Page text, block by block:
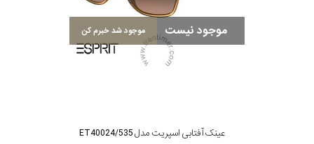
موجود نیست موجود شد خبرم کن
عینک آفتابی اسپریت مدل ET40024/535